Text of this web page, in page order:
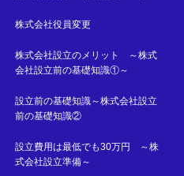
株式会社役員変更
株式会社設立のメリット ～株式
会社設立前の基礎知識①～
設立前の基礎知識～株式会社設立
前の基礎知識②
設立費用は最低でも30万円 ～株
式会社設立準備～